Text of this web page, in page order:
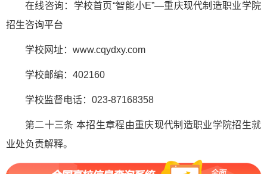
在线咨询：学校首页“智能小E”—重庆现代制造职业学院
招生咨询平台
学校网址：www.cqydxy.com
学校邮编：402160
学校监督电话：023-87168358
第二十三条 本招生章程由重庆现代制造职业学院招生就
业处负责解释。